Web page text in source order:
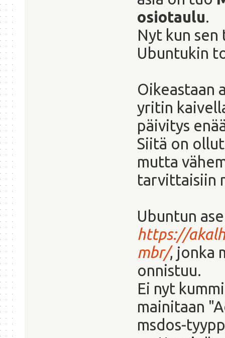
osiotaulu.
Nyt kun sen
Ubuntukin
Oikeastaan
yritin
päivitys
Siitä on
mutta
tarvittaisiin
Ubuntun
https://
mbr/, jonka
onnistuu.
Ei nyt
mainitaan
msdos-